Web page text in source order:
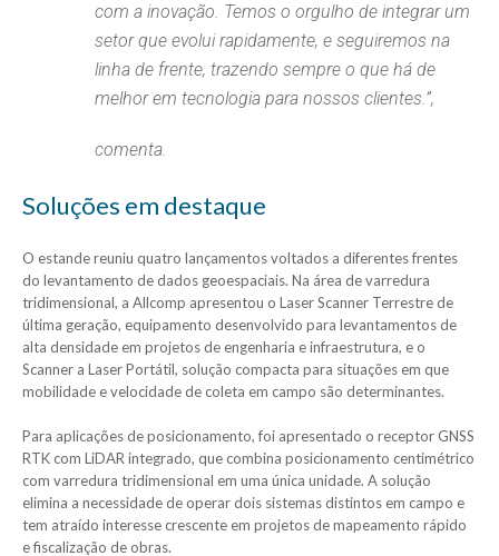
com a inovação. Temos o orgulho de integrar um
setor que evolui rapidamente, e seguiremos na
linha de frente, trazendo sempre o que há de
melhor em tecnologia para nossos clientes.”,
comenta.
Soluções em destaque
O estande reuniu quatro lançamentos voltados a diferentes frentes
do levantamento de dados geoespaciais. Na área de varredura
tridimensional, a Allcomp apresentou o Laser Scanner Terrestre de
última geração, equipamento desenvolvido para levantamentos de
alta densidade em projetos de engenharia e infraestrutura, e o
Scanner a Laser Portátil, solução compacta para situações em que
mobilidade e velocidade de coleta em campo são determinantes.
Para aplicações de posicionamento, foi apresentado o receptor GNSS
RTK com LiDAR integrado, que combina posicionamento centimétrico
com varredura tridimensional em uma única unidade. A solução
elimina a necessidade de operar dois sistemas distintos em campo e
tem atraído interesse crescente em projetos de mapeamento rápido
e fiscalização de obras.